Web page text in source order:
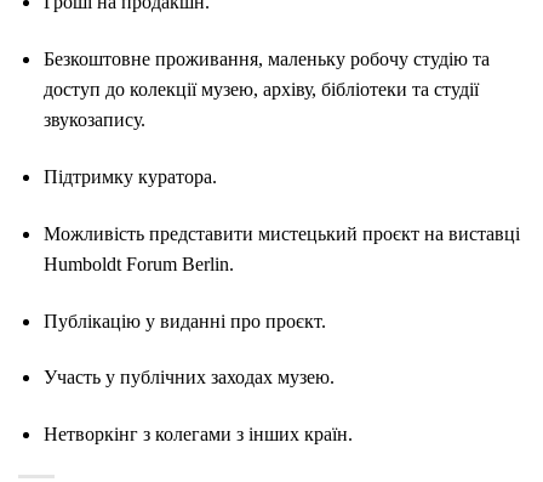
Безкоштовне проживання, маленьку робочу студію та
доступ до колекції музею, архіву, бібліотеки та студії
звукозапису.
Підтримку куратора.
Можливість представити мистецький проєкт на виставці
Humboldt Forum Berlin.
Публікацію у виданні про проєкт.
Участь у публічних заходах музею.
Нетворкінг з колегами з інших країн.